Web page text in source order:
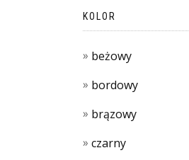
KOLOR
beżowy
bordowy
brązowy
czarny